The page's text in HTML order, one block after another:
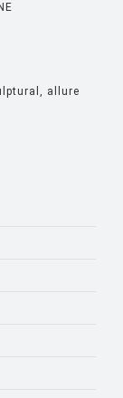
allure